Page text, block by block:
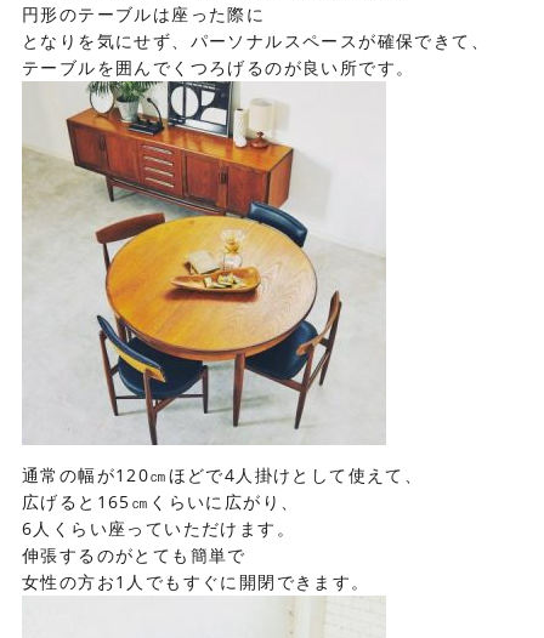
円形のテーブルは座った際に
となりを気にせず、パーソナルスペースが確保できて、
テーブルを囲んでくつろげるのが良い所です。
通常の幅が120㎝ほどで4人掛けとして使えて、
広げると165㎝くらいに広がり、
6人くらい座っていただけます。
伸張するのがとても簡単で
女性の方お1人でもすぐに開閉できます。